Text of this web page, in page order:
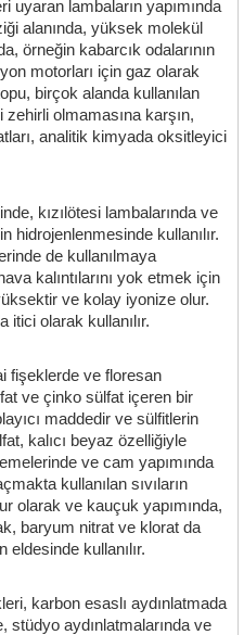
uyaran lambaların yapımında
alanında, yüksek molekül
örneğin kabarcık odalarının
motorları için gaz olarak
birçok alanda kullanılan
olmamasına karşın,
analitik kimyada oksitleyici
kızılötesi lambalarında ve
hidrojenlenmesinde kullanılır.
de kullanılmaya
kalıntılarını yok etmek için
ve kolay iyonize olur.
itici olarak kullanılır.
fişeklerde ve floresan
ve çinko sülfat içeren bir
maddedir ve sülfitlerin
kalıcı beyaz özelliğiyle
ve cam yapımında
kullanılan sıvıların
olarak ve kauçuk yapımında,
baryum nitrat ve klorat da
kullanılır.
karbon esaslı aydınlatmada
aydınlatmalarında ve